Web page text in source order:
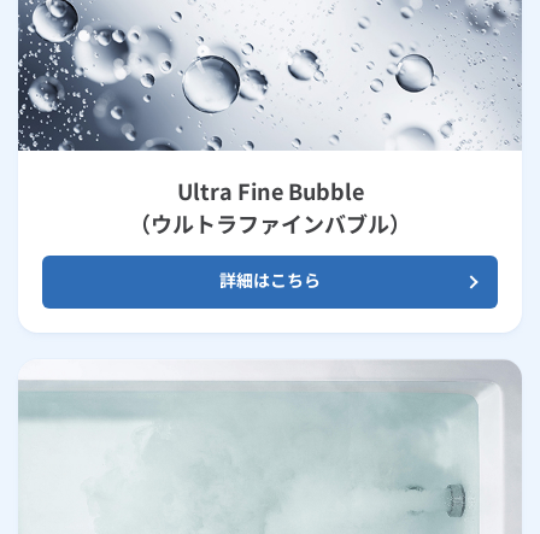
Ultra Fine Bubble
（ウルトラファインバブル）
詳細はこちら